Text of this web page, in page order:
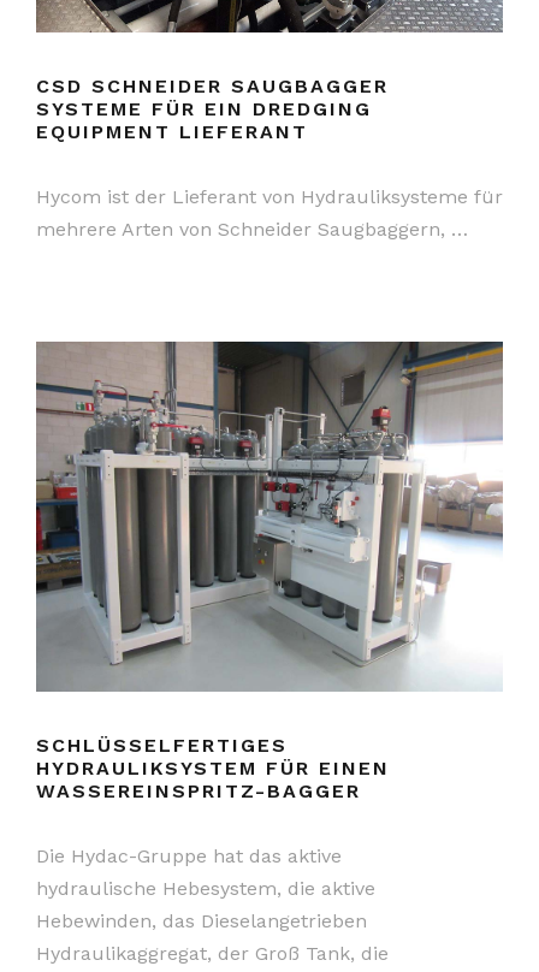
CSD SCHNEIDER SAUGBAGGER
SYSTEME FÜR EIN DREDGING
EQUIPMENT LIEFERANT
Hycom ist der Lieferant von Hydrauliksysteme für
mehrere Arten von Schneider Saugbaggern, …
SCHLÜSSELFERTIGES
HYDRAULIKSYSTEM FÜR EINEN
WASSEREINSPRITZ-BAGGER
Die Hydac-Gruppe hat das aktive
hydraulische Hebesystem, die aktive
Hebewinden, das Dieselangetrieben
Hydraulikaggregat, der Groß Tank, die